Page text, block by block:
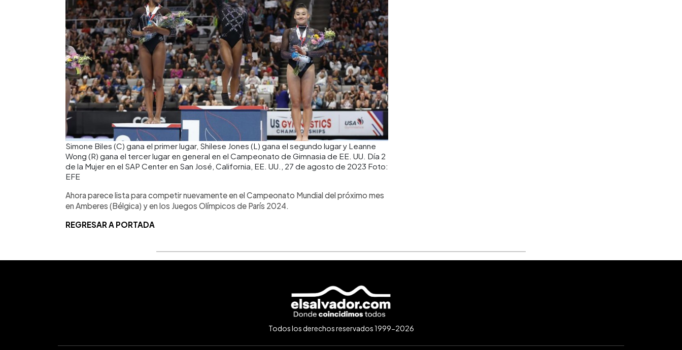
Simone Biles (C) gana el primer lugar, Shilese Jones (L) gana el segundo lugar y Leanne
Wong (R) gana el tercer lugar en general en el Campeonato de Gimnasia de EE. UU. Día 2
de la Mujer en el SAP Center en San José, California, EE. UU., 27 de agosto de 2023 Foto:
EFE
Ahora parece lista para competir nuevamente en el Campeonato Mundial del próximo mes
en Amberes (Bélgica) y en los Juegos Olímpicos de París 2024.
REGRESAR A PORTADA
Todos los derechos reservados 1999-2026